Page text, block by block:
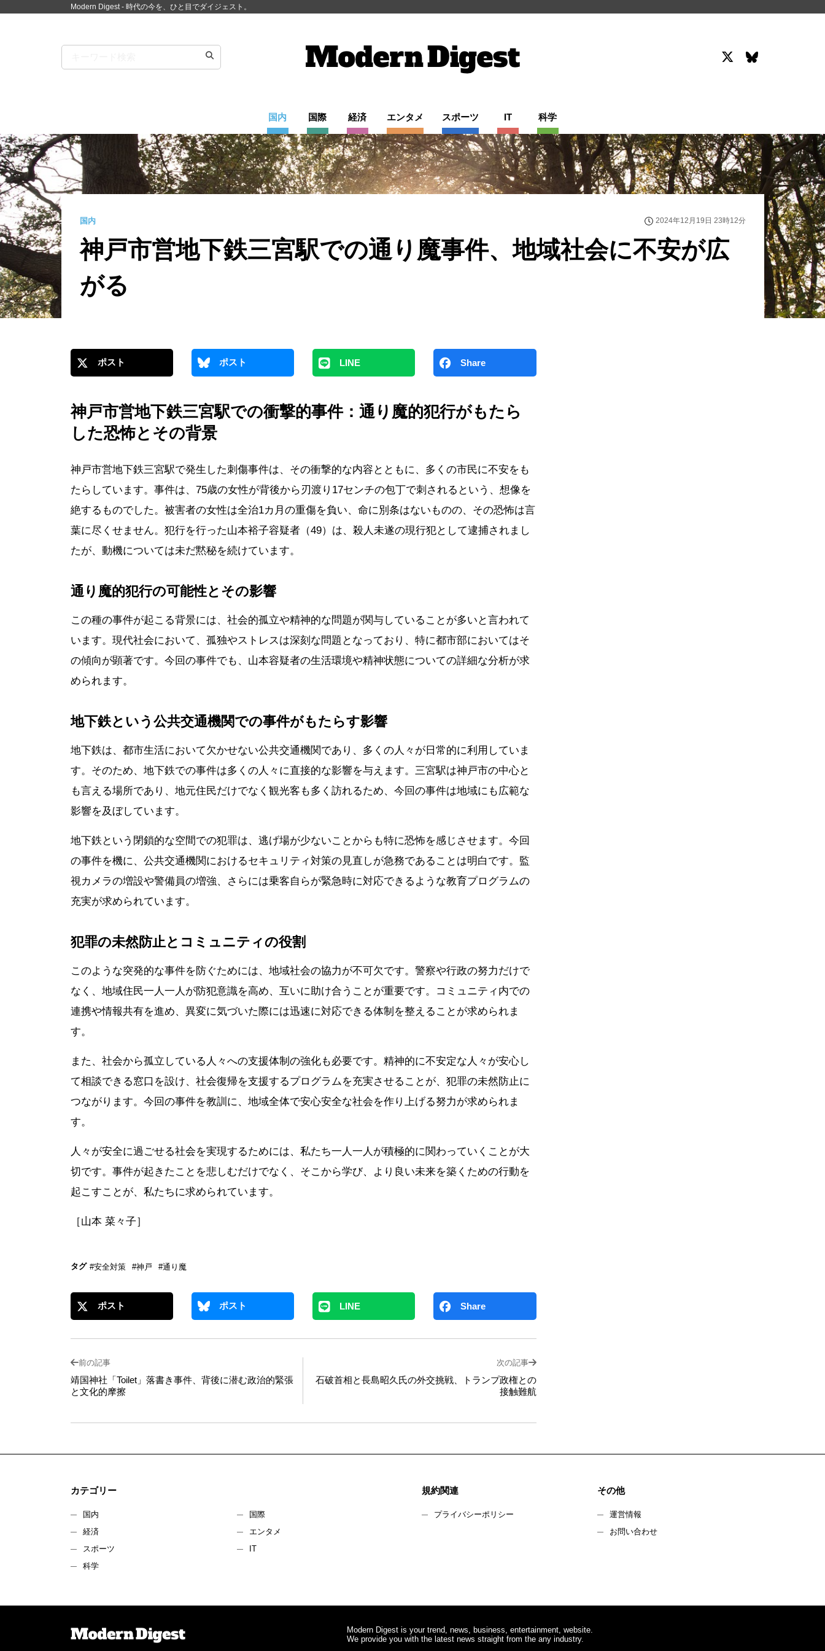
Modern Digest - 時代の今を、ひと目でダイジェスト。
国内 国際 経済 エンタメ スポーツ IT 科学
国内 2024年12月19日 23時12分
神戸市営地下鉄三宮駅での通り魔事件、地域社会に不安が広
がる
ポスト ポスト LINE Share
神戸市営地下鉄三宮駅での衝撃的事件：通り魔的犯行がもたら
した恐怖とその背景
神戸市営地下鉄三宮駅で発生した刺傷事件は、その衝撃的な内容とともに、多くの市民に不安をも
たらしています。事件は、75歳の女性が背後から刃渡り17センチの包丁で刺されるという、想像を
絶するものでした。被害者の女性は全治1カ月の重傷を負い、命に別条はないものの、その恐怖は言
葉に尽くせません。犯行を行った山本裕子容疑者（49）は、殺人未遂の現行犯として逮捕されまし
たが、動機については未だ黙秘を続けています。
通り魔的犯行の可能性とその影響
この種の事件が起こる背景には、社会的孤立や精神的な問題が関与していることが多いと言われて
います。現代社会において、孤独やストレスは深刻な問題となっており、特に都市部においてはそ
の傾向が顕著です。今回の事件でも、山本容疑者の生活環境や精神状態についての詳細な分析が求
められます。
地下鉄という公共交通機関での事件がもたらす影響
地下鉄は、都市生活において欠かせない公共交通機関であり、多くの人々が日常的に利用していま
す。そのため、地下鉄での事件は多くの人々に直接的な影響を与えます。三宮駅は神戸市の中心と
も言える場所であり、地元住民だけでなく観光客も多く訪れるため、今回の事件は地域にも広範な
影響を及ぼしています。
地下鉄という閉鎖的な空間での犯罪は、逃げ場が少ないことからも特に恐怖を感じさせます。今回
の事件を機に、公共交通機関におけるセキュリティ対策の見直しが急務であることは明白です。監
視カメラの増設や警備員の増強、さらには乗客自らが緊急時に対応できるような教育プログラムの
充実が求められています。
犯罪の未然防止とコミュニティの役割
このような突発的な事件を防ぐためには、地域社会の協力が不可欠です。警察や行政の努力だけで
なく、地域住民一人一人が防犯意識を高め、互いに助け合うことが重要です。コミュニティ内での
連携や情報共有を進め、異変に気づいた際には迅速に対応できる体制を整えることが求められま
す。
また、社会から孤立している人々への支援体制の強化も必要です。精神的に不安定な人々が安心し
て相談できる窓口を設け、社会復帰を支援するプログラムを充実させることが、犯罪の未然防止に
つながります。今回の事件を教訓に、地域全体で安心安全な社会を作り上げる努力が求められま
す。
人々が安全に過ごせる社会を実現するためには、私たち一人一人が積極的に関わっていくことが大
切です。事件が起きたことを悲しむだけでなく、そこから学び、より良い未来を築くための行動を
起こすことが、私たちに求められています。
［山本 菜々子］
タグ #安全対策 #神戸 #通り魔
ポスト ポスト LINE Share
前の記事
靖国神社「Toilet」落書き事件、背後に潜む政治的緊張
と文化的摩擦
次の記事
石破首相と長島昭久氏の外交挑戦、トランプ政権との
接触難航
カテゴリー
国内
国際
経済
エンタメ
スポーツ
IT
科学
規約関連
プライバシーポリシー
その他
運営情報
お問い合わせ
Modern Digest is your trend, news, business, entertainment, website.
We provide you with the latest news straight from the any industry.